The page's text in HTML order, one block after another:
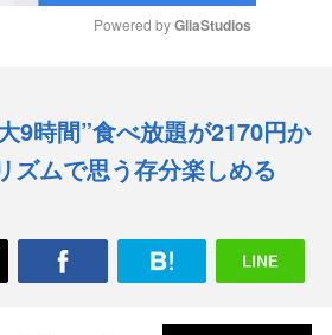
t
e
Powered by GliaStudios
9時間”食べ放題が2170円か
ズムで思う存分楽しめる